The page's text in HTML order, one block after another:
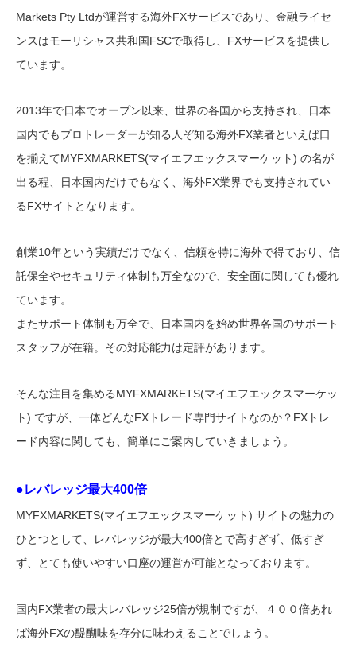
Markets Pty Ltdが運営する海外FXサービスであり、金融ライセ
ンスはモーリシャス共和国FSCで取得し、FXサービスを提供し
ています。
2013年で日本でオープン以来、世界の各国から支持され、日本
国内でもプロトレーダーが知る人ぞ知る海外FX業者といえば口
を揃えてMYFXMARKETS(マイエフエックスマーケット) の名が
出る程、日本国内だけでもなく、海外FX業界でも支持されてい
るFXサイトとなります。
創業10年という実績だけでなく、信頼を特に海外で得ており、信
託保全やセキュリティ体制も万全なので、安全面に関しても優れ
ています。
またサポート体制も万全で、日本国内を始め世界各国のサポート
スタッフが在籍。その対応能力は定評があります。
そんな注目を集めるMYFXMARKETS(マイエフエックスマーケッ
ト) ですが、一体どんなFXトレード専門サイトなのか？FXトレ
ード内容に関しても、簡単にご案内していきましょう。
●レバレッジ最大400倍
MYFXMARKETS(マイエフエックスマーケット) サイトの魅力の
ひとつとして、レバレッジが最大400倍とで高すぎず、低すぎ
ず、とても使いやすい口座の運営が可能となっております。
国内FX業者の最大レバレッジ25倍が規制ですが、４００倍あれ
ば海外FXの醍醐味を存分に味わえることでしょう。